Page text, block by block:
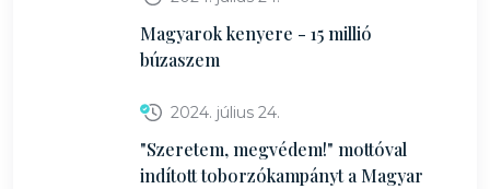
Magyarok kenyere - 15 millió
búzaszem
2024. július 24.
"Szeretem, megvédem!" mottóval
indított toborzókampányt a Magyar